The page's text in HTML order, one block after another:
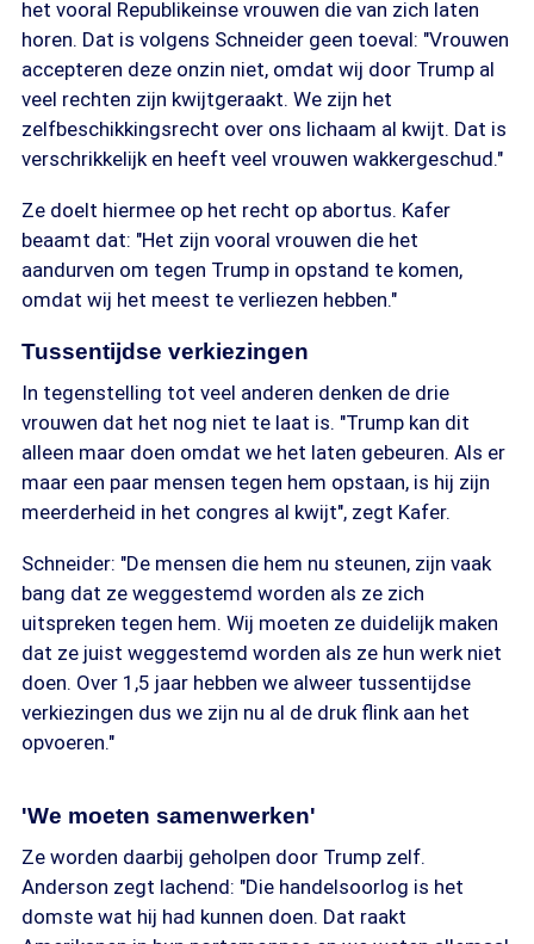
het vooral Republikeinse vrouwen die van zich laten
horen. Dat is volgens Schneider geen toeval: "Vrouwen
accepteren deze onzin niet, omdat wij door Trump al
veel rechten zijn kwijtgeraakt. We zijn het
zelfbeschikkingsrecht over ons lichaam al kwijt. Dat is
verschrikkelijk en heeft veel vrouwen wakkergeschud."
Ze doelt hiermee op het recht op abortus. Kafer
beaamt dat: "Het zijn vooral vrouwen die het
aandurven om tegen Trump in opstand te komen,
omdat wij het meest te verliezen hebben."
Tussentijdse verkiezingen
In tegenstelling tot veel anderen denken de drie
vrouwen dat het nog niet te laat is. "Trump kan dit
alleen maar doen omdat we het laten gebeuren. Als er
maar een paar mensen tegen hem opstaan, is hij zijn
meerderheid in het congres al kwijt", zegt Kafer.
Schneider: "De mensen die hem nu steunen, zijn vaak
bang dat ze weggestemd worden als ze zich
uitspreken tegen hem. Wij moeten ze duidelijk maken
dat ze juist weggestemd worden als ze hun werk niet
doen. Over 1,5 jaar hebben we alweer tussentijdse
verkiezingen dus we zijn nu al de druk flink aan het
opvoeren."
'We moeten samenwerken'
Ze worden daarbij geholpen door Trump zelf.
Anderson zegt lachend: "Die handelsoorlog is het
domste wat hij had kunnen doen. Dat raakt